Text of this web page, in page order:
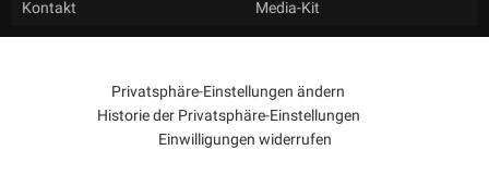
Kontakt
Media-Kit
Privatsphäre-Einstellungen ändern
Historie der Privatsphäre-Einstellungen
Einwilligungen widerrufen